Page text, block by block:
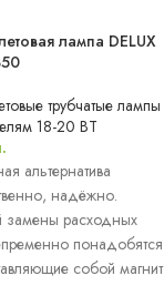
лампа DELUX
трубчатые лампы
18-20 ВТ
альтернатива
надёжно.
замены расходных
понадобятся
собой магнит